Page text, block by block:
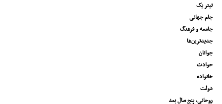
تیتر یک
جام جهانی
جامعه و فرهنگ
جدیدترین‌ها
جوانان
حوادث
خانواده
دولت
روحانی، پنج سال بعد